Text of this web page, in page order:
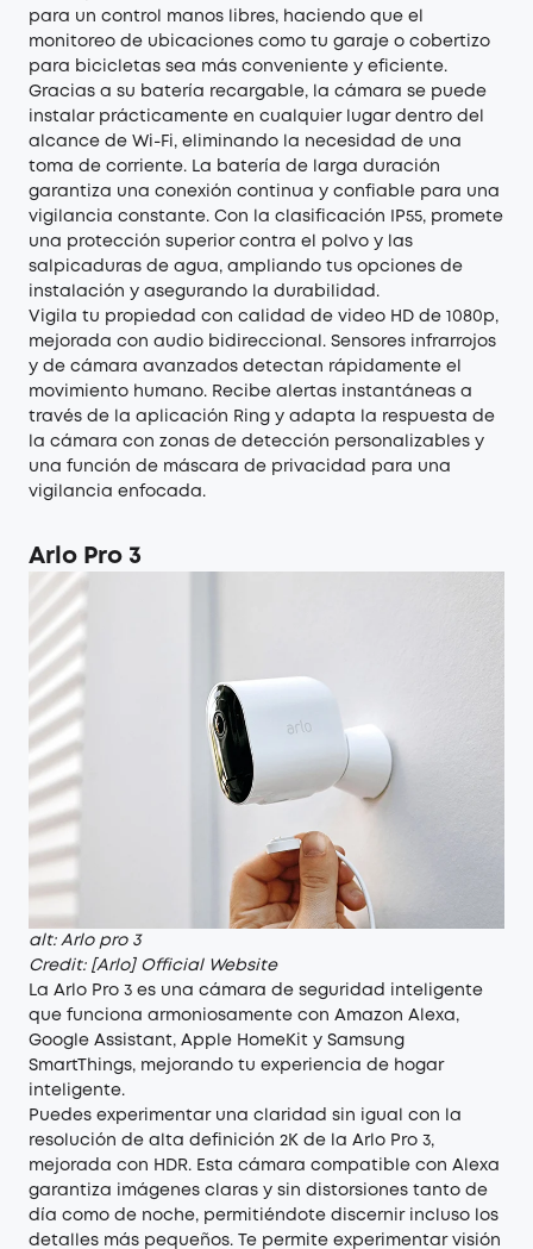
para un control manos libres, haciendo que el
monitoreo de ubicaciones como tu garaje o cobertizo
para bicicletas sea más conveniente y eficiente.
Gracias a su batería recargable, la cámara se puede
instalar prácticamente en cualquier lugar dentro del
alcance de Wi-Fi, eliminando la necesidad de una
toma de corriente. La batería de larga duración
garantiza una conexión continua y confiable para una
vigilancia constante. Con la clasificación IP55, promete
una protección superior contra el polvo y las
salpicaduras de agua, ampliando tus opciones de
instalación y asegurando la durabilidad.
Vigila tu propiedad con calidad de video HD de 1080p,
mejorada con audio bidireccional. Sensores infrarrojos
y de cámara avanzados detectan rápidamente el
movimiento humano. Recibe alertas instantáneas a
través de la aplicación Ring y adapta la respuesta de
la cámara con zonas de detección personalizables y
una función de máscara de privacidad para una
vigilancia enfocada.
Arlo Pro 3
alt: Arlo pro 3
Credit: [Arlo] Official Website
La Arlo Pro 3 es una cámara de seguridad inteligente
que funciona armoniosamente con Amazon Alexa,
Google Assistant, Apple HomeKit y Samsung
SmartThings, mejorando tu experiencia de hogar
inteligente.
Puedes experimentar una claridad sin igual con la
resolución de alta definición 2K de la Arlo Pro 3,
mejorada con HDR. Esta cámara compatible con Alexa
garantiza imágenes claras y sin distorsiones tanto de
día como de noche, permitiéndote discernir incluso los
detalles más pequeños. Te permite experimentar visión